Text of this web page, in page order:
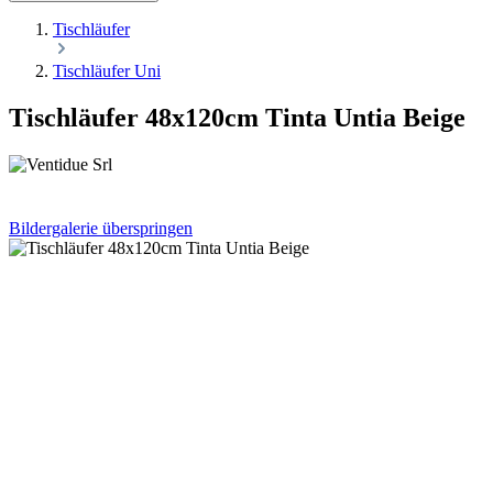
Tischläufer
Tischläufer Uni
Tischläufer 48x120cm Tinta Untia Beige
Bildergalerie überspringen